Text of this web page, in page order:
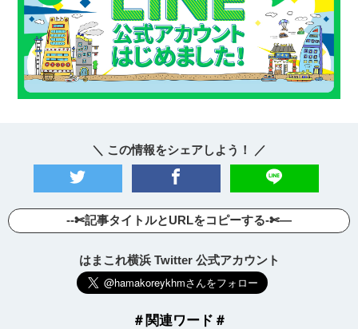
＼ この情報をシェアしよう！ ／
--✄記事タイトルとURLをコピーする-✄—
はまこれ横浜 Twitter 公式アカウント
＃関連ワード＃